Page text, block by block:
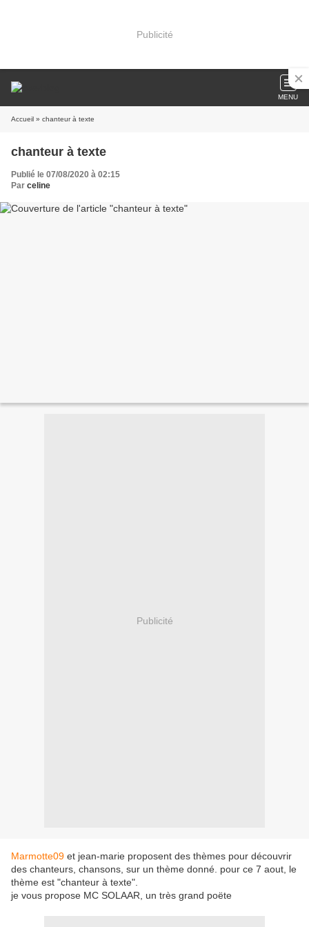
Publicité
MENU
Accueil » chanteur à texte
chanteur à texte
Publié le 07/08/2020 à 02:15
Par celine
Publicité
Marmotte09 et jean-marie proposent des thèmes pour découvrir
des chanteurs, chansons, sur un thème donné. pour ce 7 aout, le
thème est "chanteur à texte".
je vous propose MC SOLAAR, un très grand poëte